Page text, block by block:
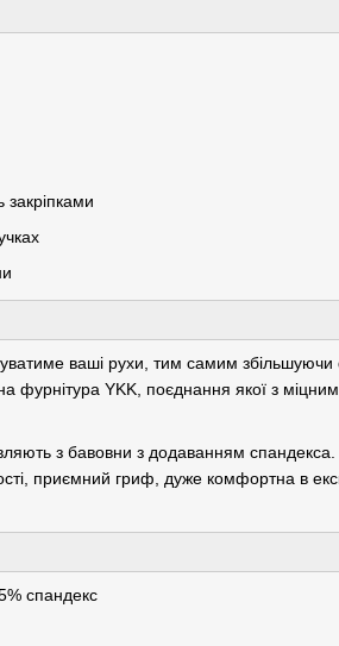
ваші рухи, тим самим збільшуючи
фурнітура YKK, поєднання якої з
з бавовни з додаванням
приємний гриф, дуже комфортна в
спандекс